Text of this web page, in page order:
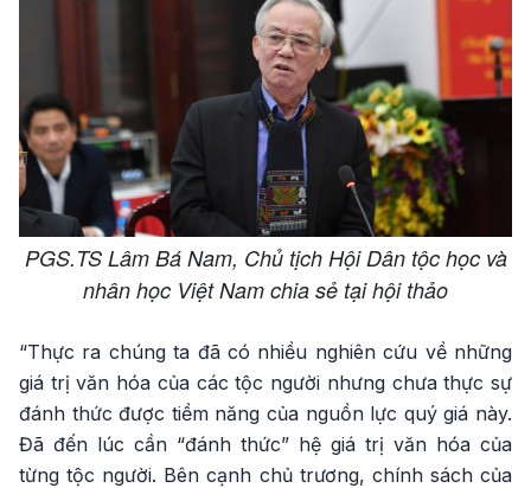
PGS.TS Lâm Bá Nam, Chủ tịch Hội Dân tộc học và
nhân học Việt Nam chia sẻ tại hội thảo
“Thực ra chúng ta đã có nhiều nghiên cứu về những
giá trị văn hóa của các tộc người nhưng chưa thực sự
đánh thức được tiềm năng của nguồn lực quý giá này.
Đã đến lúc cần “đánh thức” hệ giá trị văn hóa của
từng tộc người. Bên cạnh chủ trương, chính sách của